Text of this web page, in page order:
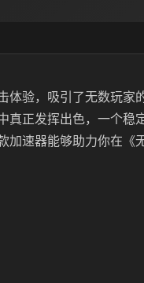
体验，吸引了无数玩家
真正发挥出色，一个稳
速器能够助力你在《